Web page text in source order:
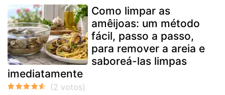
Como limpar as
amêijoas: um método
fácil, passo a passo,
para remover a areia e
saboreá-las limpas
imediatamente